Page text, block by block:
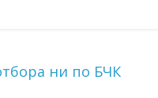
ни по БЧК